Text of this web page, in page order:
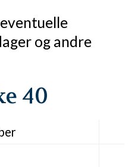
og andre
40